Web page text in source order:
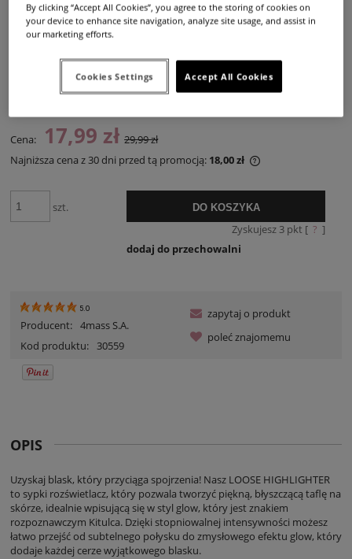
duża ilość
od 12,99 zł- InPost Paczkomat 24/7,(Polska)
Cena: 17,99 zł 29,99 zł
Najniższa cena z 30 dni przed tą promocją: 18,00 zł
30 dni,
sprzedaży.
szt. DO KOSZYKA
Zyskujesz 3 pkt [ ? ]
dodaj do przechowalni
5.0
Producent: 4mass S.A.
Kod produktu: 30559
zapytaj o produkt
poleć znajomemu
OPIS
Uzyskaj blask, który przyciąga spojrzenia! Nasz LOOSE HIGHLIGHTER
to sypki rozświetlacz, który pozwala tworzyć piękną, błyszczącą taflę na
skórze, idealnie wpisującą się w styl glow, który jest znakiem
rozpoznawczym Kitulca. Dzięki stopniowalnej intensywności możesz
łatwo przejść od subtelnego połysku do zmysłowego efektu glow, który
dodaje każdej cerze wyjątkowego blasku.
By clicking “Accept All Cookies”, you agree to the storing of cookies on
your device to enhance site navigation, analyze site usage, and assist in
our marketing efforts.
Accept All Cookies
Cookies Settings